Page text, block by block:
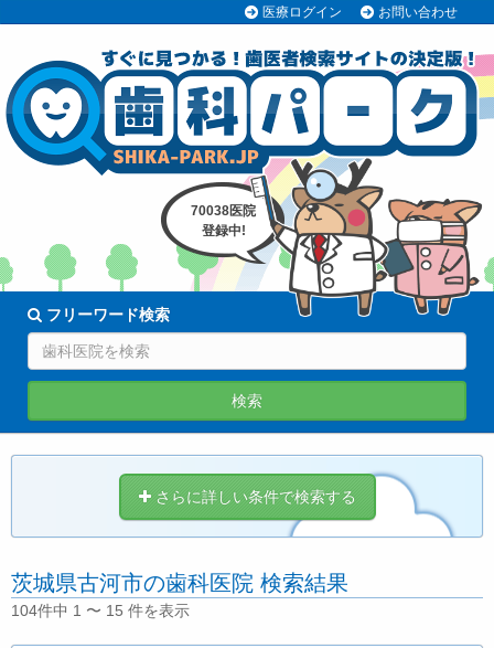
医療ログイン お問い合わせ
70038医院
登録中!
フリーワード検索
検索
さらに詳しい条件で検索する
茨城県古河市の歯科医院 検索結果
104件中 1 〜 15 件を表示